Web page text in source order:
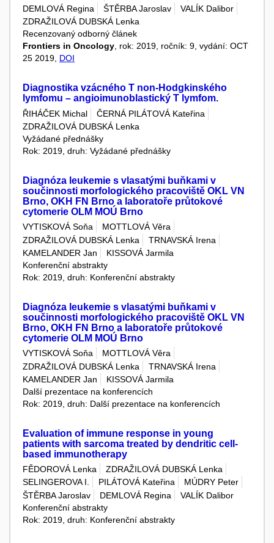
DEMLOVÁ Regina
ŠTĚRBA Jaroslav
VALÍK Dalibor
ZDRAŽILOVÁ DUBSKÁ Lenka
Recenzovaný odborný článek
Frontiers in Oncology, rok: 2019, ročník: 9, vydání: OCT
25 2019, DOI
Diagnostika vzácného T non-Hodgkinského
lymfomu – angioimunoblastický T lymfom.
ŘIHÁČEK Michal
ČERNÁ PILÁTOVÁ Kateřina
ZDRAŽILOVÁ DUBSKÁ Lenka
Vyžádané přednášky
Rok: 2019, druh: Vyžádané přednášky
Diagnóza leukemie s vlasatými buňkami v
součinnosti morfologického pracoviště OKL VN
Brno, OKH FN Brno a laboratoře průtokové
cytomerie OLM MOÚ Brno
VYTISKOVÁ Soňa
MOTTLOVÁ Věra
ZDRAŽILOVÁ DUBSKÁ Lenka
TRNAVSKÁ Irena
KAMELANDER Jan
KISSOVÁ Jarmila
Konferenční abstrakty
Rok: 2019, druh: Konferenční abstrakty
Diagnóza leukemie s vlasatými buňkami v
součinnosti morfologického pracoviště OKL VN
Brno, OKH FN Brno a laboratoře průtokové
cytomerie OLM MOÚ Brno
VYTISKOVÁ Soňa
MOTTLOVÁ Věra
ZDRAŽILOVÁ DUBSKÁ Lenka
TRNAVSKÁ Irena
KAMELANDER Jan
KISSOVÁ Jarmila
Další prezentace na konferencích
Rok: 2019, druh: Další prezentace na konferencích
Evaluation of immune response in young
patients with sarcoma treated by dendritic cell-
based immunotherapy
FĚDOROVÁ Lenka
ZDRAŽILOVÁ DUBSKÁ Lenka
SELINGEROVA I.
PILÁTOVÁ Kateřina
MÚDRY Peter
ŠTĚRBA Jaroslav
DEMLOVÁ Regina
VALÍK Dalibor
Konferenční abstrakty
Rok: 2019, druh: Konferenční abstrakty